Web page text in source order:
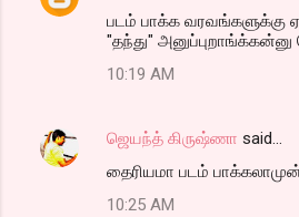
படம் பாக்க
"தந்து"
10:19 AM
ஜெயந்த் கிருஷ்ணா said…
தைரியமா படம்
10:25 AM